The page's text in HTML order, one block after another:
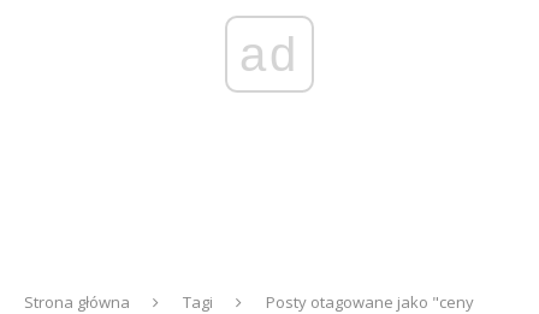
ad
Strona główna Tagi
Posty otagowane jako "ceny